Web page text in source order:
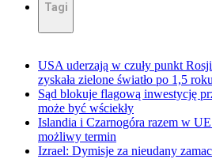
Tagi
USA uderzają w czuły punkt
zyskała zielone światło po 1,5
Sąd blokuje flagową inwestycję
może być wściekły
Islandia i Czarnogóra razem w
możliwy termin
Izrael: Dymisje za nieudany